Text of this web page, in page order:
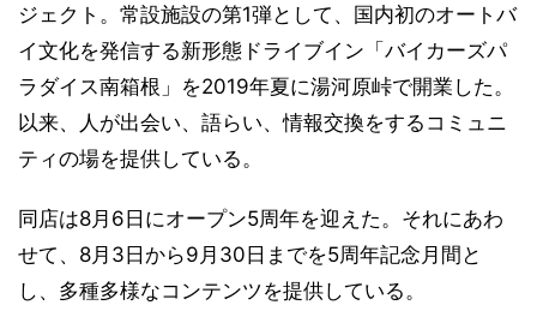
ジェクト。常設施設の第1弾として、国内初のオートバ
イ文化を発信する新形態ドライブイン「バイカーズパ
ラダイス南箱根」を2019年夏に湯河原峠で開業した。
以来、人が出会い、語らい、情報交換をするコミュニ
ティの場を提供している。
同店は8月6日にオープン5周年を迎えた。それにあわ
せて、8月3日から9月30日までを5周年記念月間と
し、多種多様なコンテンツを提供している。